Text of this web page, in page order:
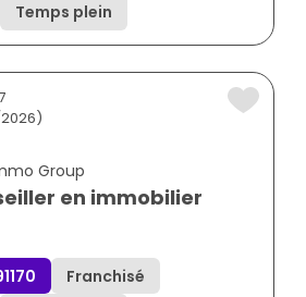
Temps plein
Group
en immobilier
Franchisé